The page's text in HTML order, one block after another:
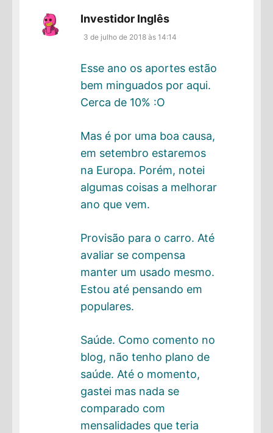
Investidor Inglês
3 de julho de 2018 às 14:14
Esse ano os aportes estão
bem minguados por aqui.
Cerca de 10% :O
Mas é por uma boa causa,
em setembro estaremos
na Europa. Porém, notei
algumas coisas a melhorar
ano que vem.
Provisão para o carro. Até
avaliar se compensa
manter um usado mesmo.
Estou até pensando em
populares.
Saúde. Como comento no
blog, não tenho plano de
saúde. Até o momento,
gastei mas nada se
comparado com
mensalidades que teria